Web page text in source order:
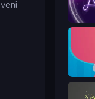
Looper